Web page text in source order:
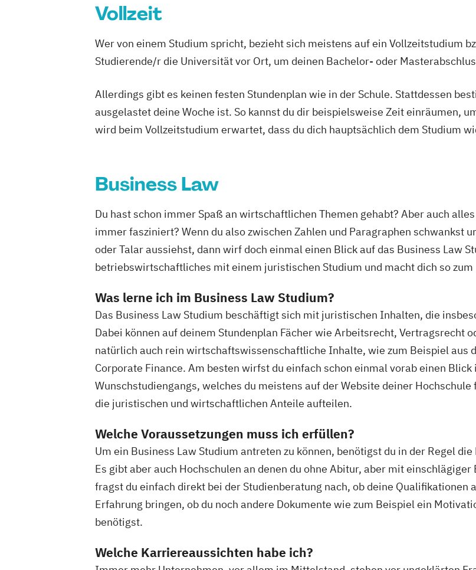
Vollzeit
Wer von einem Studium spricht, bezieht sich meistens auf ein Vollzeitstudium
Studierende/r die Universität vor Ort, um deinen Bachelor- oder
Allerdings gibt es keinen festen Stundenplan wie in der Schule. Stattdessen
ausgelastet deine Woche ist. So kannst du dir beispielsweise Zeit einräumen,
wird beim Vollzeitstudium erwartet, dass du dich hauptsächlich dem Studium
Business Law
Du hast schon immer Spaß an wirtschaftlichen Themen gehabt? Aber auch
immer fasziniert? Wenn du also zwischen Zahlen und Paragraphen schwankst
oder Talar aussiehst, dann wirf doch einmal einen Blick auf das Business Law
betriebswirtschaftliches mit einem juristischen Studium und macht dich so
Was lerne ich im Business Law Studium?
Das Business Law Studium beschäftigt sich mit juristischen Inhalten, die
Dabei können auf deinem Stundenplan Fächer wie Arbeitsrecht, Vertragsrecht
natürlich auch rein wirtschaftswissenschaftliche Inhalte, wie zum Beispiel aus
Corporate Finance. Am besten wirfst du einfach schon einmal vorab einen Blick
Wunschstudiengangs, welches du meistens auf der Website deiner
die juristischen und wirtschaftlichen Anteile aufteilen.
Welche Voraussetzungen muss ich erfüllen?
Um ein Business Law Studium antreten zu können, benötigst du in der Regel
Es gibt aber auch Hochschulen an denen du ohne Abitur, aber mit
fragst du einfach direkt bei der Studienberatung nach, ob deine Qualifikationen
Erfahrung bringen, ob du noch andere Dokumente wie zum Beispiel ein
benötigst.
Welche Karriereaussichten habe ich?